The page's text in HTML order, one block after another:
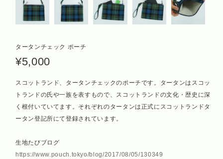
タータンチェック ポーチ
¥5,000
スコットランド、タータンチェックのポーチです。タータンはスコッ
トランドの氏や一族を表すもので、スコットランドの文化・歴史に深
く根付いていてます。それぞれのタータンは正式にスコットランドタ
ータン登記所にて登録されています。
生地たびブログ
https://www.pouch.tokyo/blog/2017/08/05/130349